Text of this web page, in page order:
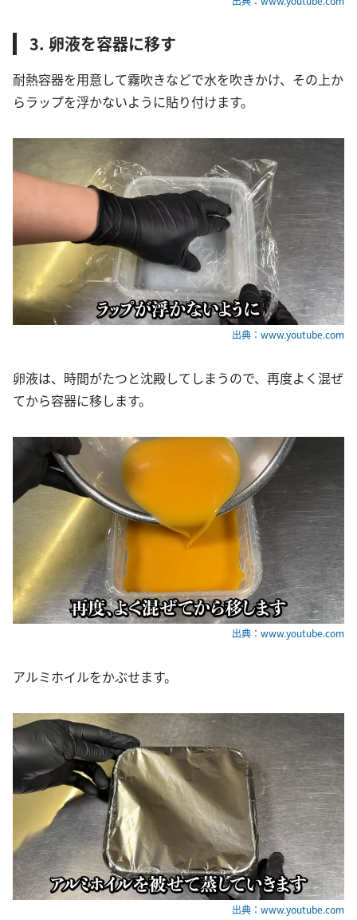
3. 卵液を容器に移す
耐熱容器を用意して霧吹きなどで水を吹きかけ、その上か
らラップを浮かないように貼り付けます。
出典：www.youtube.com
卵液は、時間がたつと沈殿してしまうので、再度よく混ぜ
てから容器に移します。
出典：www.youtube.com
アルミホイルをかぶせます。
出典：www.youtube.com